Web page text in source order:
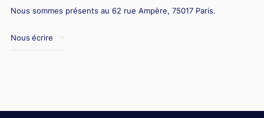
Nous sommes présents au 62 rue Ampère, 75017 Paris.
Nous écrire